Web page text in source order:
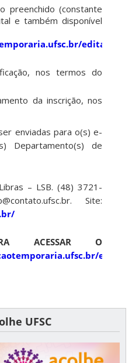
preenchido (constante
e também disponível
edital-
nos termos do
da inscrição, nos
enviadas para o(s) e-
Departamento(s) de
– LSB. (48) 3721-
Site:
ACESSAR O
edital-
UFSC